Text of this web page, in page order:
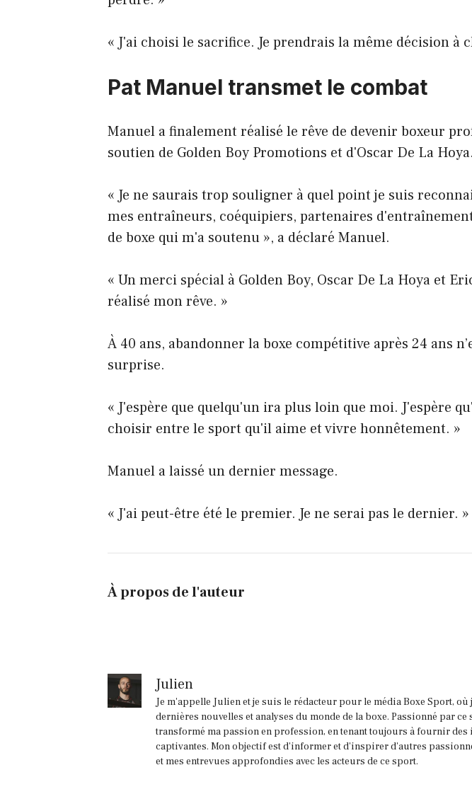
« J'ai choisi le sacrifice. Je prendrais la même décision à
Pat Manuel transmet le combat
Manuel a finalement réalisé le rêve de devenir boxeur
soutien de Golden Boy Promotions et d'Oscar De La Hoya.
« Je ne saurais trop souligner à quel point je suis
mes entraîneurs, coéquipiers, partenaires
de boxe qui m'a soutenu », a déclaré Manuel.
« Un merci spécial à Golden Boy, Oscar De La Hoya et
réalisé mon rêve. »
À 40 ans, abandonner la boxe compétitive après 24 ans
surprise.
« J'espère que quelqu'un ira plus loin que moi. J'espère
choisir entre le sport qu'il aime et vivre honnêtement. »
Manuel a laissé un dernier message.
« J'ai peut-être été le premier. Je ne serai pas le dernier. »
À propos de l'auteur
Julien
Je m'appelle Julien et je suis le rédacteur pour le média Boxe Sport, où
dernières nouvelles et analyses du monde de la boxe. Passionné par
transformé ma passion en profession, en tenant toujours à fournir
captivantes. Mon objectif est d'informer et d'inspirer d'autres
et mes entrevues approfondies avec les acteurs de ce sport.